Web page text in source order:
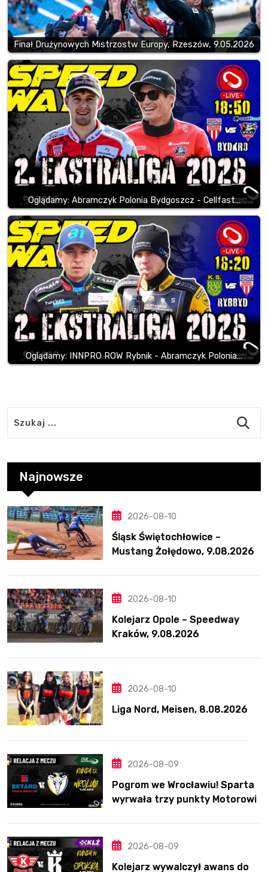
Finał Drużynowych Mistrzostw Europy, Rzeszów, 9.05.2026
Oglądamy: Abramczyk Polonia Bydgoszcz - Cellfast…
Oglądamy: INNPRO ROW Rybnik - Abramczyk Polonia…
Najnowsze
2026-08-10
Śląsk Świętochłowice –
Mustang Żołędowo, 9.08.2026
2026-08-10
Kolejarz Opole – Speedway
Kraków, 9.08.2026
2026-08-10
Liga Nord, Meisen, 8.08.2026
2026-08-09
Pogrom we Wrocławiu! Sparta
wyrwała trzy punkty Motorowi
2026-08-09
Kolejarz wywalczył awans do